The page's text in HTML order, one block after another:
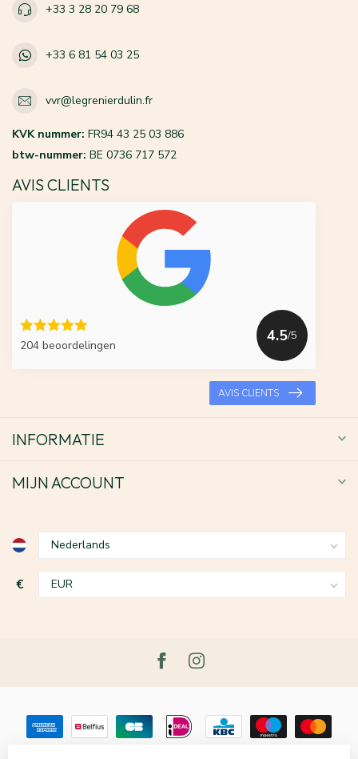
+33 3 28 20 79 68
+33 6 81 54 03 25
vvr@legrenierdulin.fr
KVK nummer: FR94 43 25 03 886
btw-nummer: BE 0736 717 572
AVIS CLIENTS
204 beoordelingen
4.5/5
AVIS CLIENTS
INFORMATIE
MIJN ACCOUNT
€